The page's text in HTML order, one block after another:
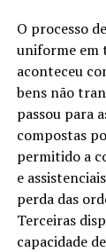
O processo
uniforme em
aconteceu
bens não
passou para
compostas
permitido a
e
perda das
Terceiras
capacidade